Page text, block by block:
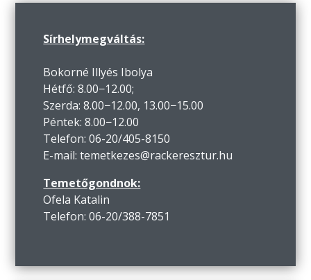
Sírhelymegváltás:
Bokorné Illyés Ibolya
Hétfő: 8.00−12.00;
Szerda: 8.00−12.00, 13.00−15.00
Péntek: 8.00−12.00
Telefon: 06-20/405-8150
E-mail: temetkezes@rackeresztur.hu
Temetőgondnok:
Ofela Katalin
Telefon: 06-20/388-7851